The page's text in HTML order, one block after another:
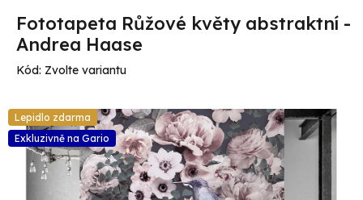
Fototapeta Růžové květy abstraktní -
Andrea Haase
Kód: Zvolte variantu
Lepidlo zdarma
Exkluzivně na Gario